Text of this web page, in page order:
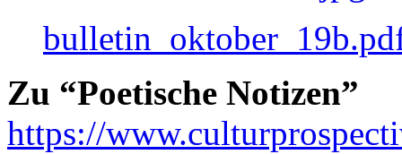
Zu “Poetische Notizen”
https://